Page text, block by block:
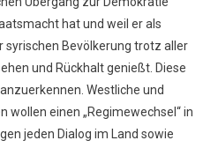
hat und weil er als
syrischen Bevölkerung trotz aller
und Rückhalt genießt. Diese
Westliche und
wollen einen „Regimewechsel“ in
jeden Dialog im Land sowie